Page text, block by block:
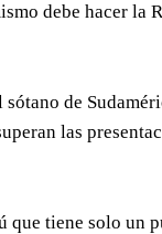
debe hacer la
de
las
que tiene solo un